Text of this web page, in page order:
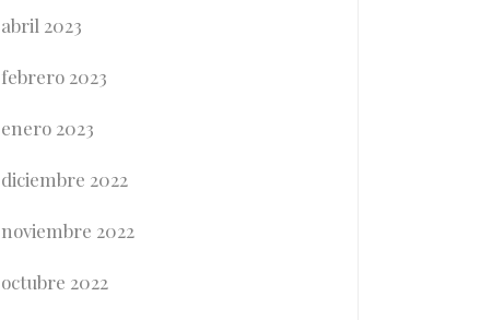
abril 2023
febrero 2023
enero 2023
diciembre 2022
noviembre 2022
octubre 2022